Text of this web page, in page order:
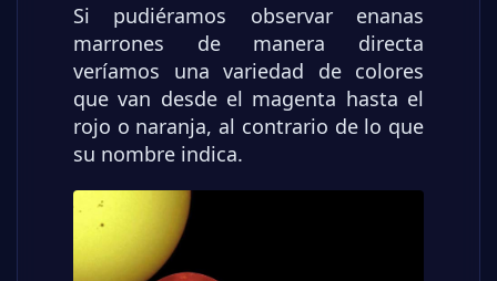
Si pudiéramos observar enanas
marrones de manera directa
veríamos una variedad de colores
que van desde el magenta hasta el
rojo o naranja, al contrario de lo que
su nombre indica.